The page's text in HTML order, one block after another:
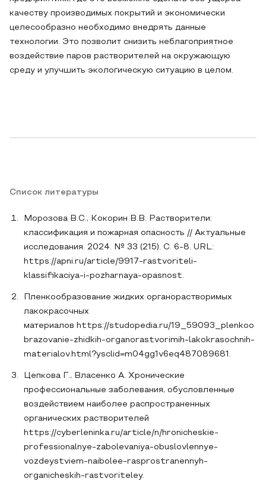
качеству производимых покрытий и экономически
целесообразно необходимо внедрять данные
технологии. Это позволит снизить неблагоприятное
воздействие паров растворителей на окружающую
среду и улучшить экологическую ситуацию в целом.
Список литературы
Морозова В.С., Кокорин В.В. Растворители:
классификация и пожарная опасность // Актуальные
исследования. 2024. № 33 (215). С. 6-8. URL:
https://apni.ru/article/9917-rastvoriteli-
klassifikaciya-i-pozharnaya-opasnost.
Пленкообразование жидких органорастворимых
лакокрасочных
материалов https://studopedia.ru/19_59093_plenkoo
brazovanie-zhidkih-organorastvorimih-lakokrasochnih-
materialov.html?ysclid=m04gg1v6eq487089681.
Цепкова Г., Власенко А. Хронические
профессиональные заболевания, обусловленные
воздействием наиболее распространенных
органических растворителей
https://cyberleninka.ru/article/n/hronicheskie-
professionalnye-zabolevaniya-obuslovlennye-
vozdeystviem-naibolee-rasprostranennyh-
organicheskih-rastvoriteley.